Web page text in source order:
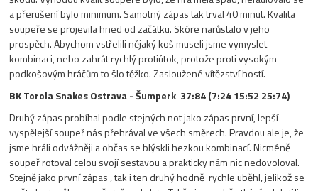
a přerušení bylo minimum. Samotný zápas tak trval 40 minut. Kvalita
soupeře se projevila hned od začátku. Skóre narůstalo v jeho
prospěch. Abychom vstřelili nějaký koš museli jsme vymyslet
kombinaci, nebo zahrát rychlý protiútok, protože proti vysokým
podkošovým hráčům to šlo těžko. Zasloužené vítězství hostí.
BK Torola Snakes Ostrava - Šumperk 37:84 (7:24 15:52 25:74)
Druhý zápas probíhal podle stejných not jako zápas první, lepší
vyspělejší soupeř nás přehrával ve všech směrech. Pravdou ale je, že
jsme hráli odvážněji a občas se blýskli hezkou kombinací. Nicméně
soupeř rotoval celou svojí sestavou a prakticky nám nic nedovoloval.
Stejně jako první zápas , tak i ten druhý hodně rychle uběhl, jelikož se